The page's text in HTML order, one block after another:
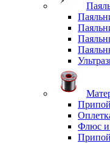
Припой
Флюс и